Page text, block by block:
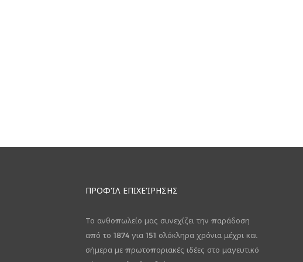
ΠΡΟΦΊΛ ΕΠΙΧΕΊΡΗΣΗΣ
Το ανθοπωλείο μας συνεχίζει την παράδοση
από το 1874 για 151 ολόκληρα χρόνια μέχρι και
σήμερα με πρωτοποριακές ιδέες στο μαγευτικό